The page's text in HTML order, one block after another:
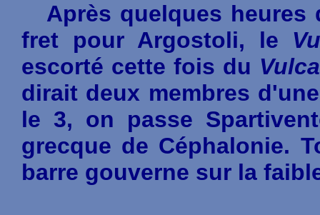
Après quelques heures
fret pour Argostoli, le
escorté cette fois du
dirait deux membres
le 3, on passe
grecque de Céphalonie.
barre gouverne sur la